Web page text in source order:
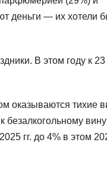
деньги — их хотели
В этом году к 23
оказываются тихие
гг. до 4% в этом